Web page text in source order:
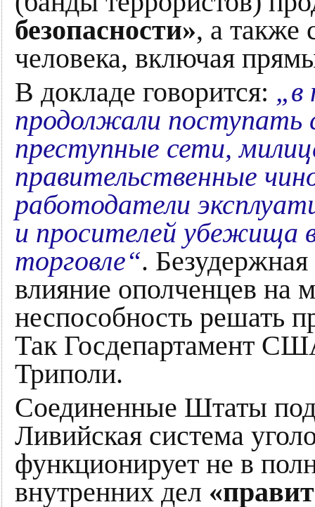
безопасности», а также
человека, включая
В докладе говорится: „в
продолжали
преступные сети,
правительственные
работодатели
и просителей убежища
торговле“.
влияние ополченцев на
неспособность решать
Так Госдепартамент
Триполи.
Соединенные Штаты
Ливийская система
функционирует не в
внутренних дел